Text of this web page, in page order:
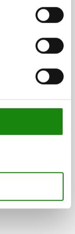
29180